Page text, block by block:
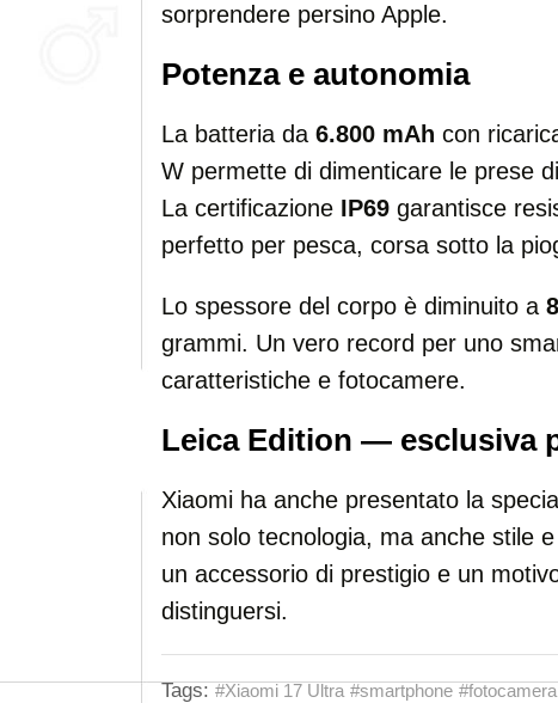
sorprendere persino Apple.
Potenza e autonomia
La batteria da 6.800 mAh con
W permette di dimenticare le prese
La certificazione IP69 garantisce
perfetto per pesca, corsa sotto la
Lo spessore del corpo è diminuito a
grammi. Un vero record per uno
caratteristiche e fotocamere.
Leica Edition — esclusiva
Xiaomi ha anche presentato la
non solo tecnologia, ma anche stile
un accessorio di prestigio e un
distinguersi.
Tags: #Xiaomi 17 Ultra #smartphone #fotocamera